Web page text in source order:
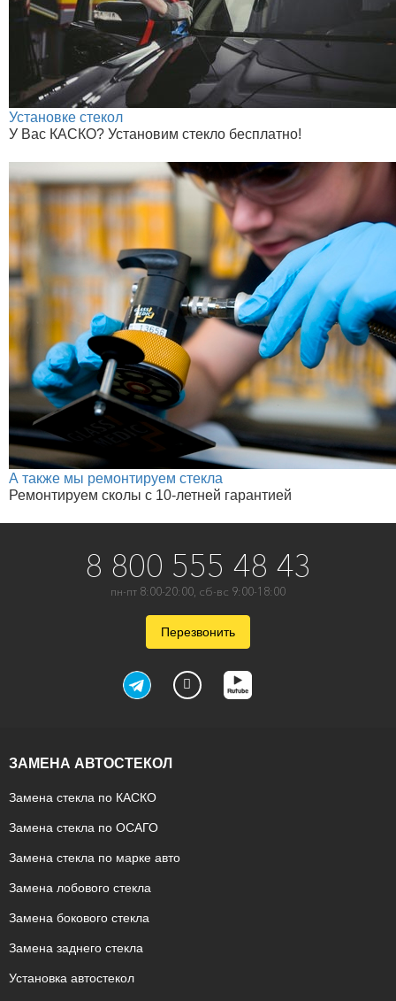
Установке стекол
У Вас КАСКО? Установим стекло бесплатно!
А также мы ремонтируем стекла
Ремонтируем сколы с 10-летней гарантией
8 800 555 48 43
пн-пт 8:00-20:00, сб-вс 9:00-18:00
Перезвонить
ЗАМЕНА АВТОСТЕКОЛ
Замена стекла по КАСКО
Замена стекла по ОСАГО
Замена стекла по марке авто
Замена лобового стекла
Замена бокового стекла
Замена заднего стекла
Установка автостекол